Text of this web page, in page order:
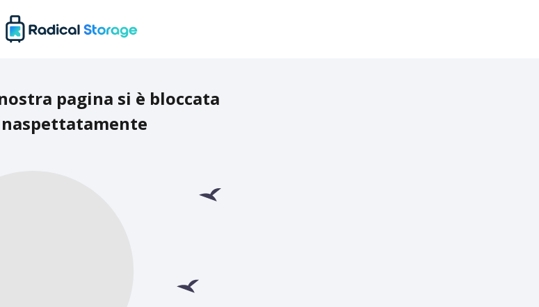
pagina si è bloccata